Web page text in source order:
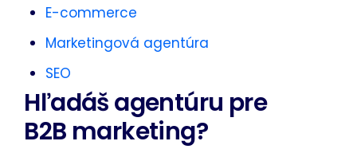
E-commerce
Marketingová agentúra
SEO
Hľadáš agentúru pre
B2B marketing?